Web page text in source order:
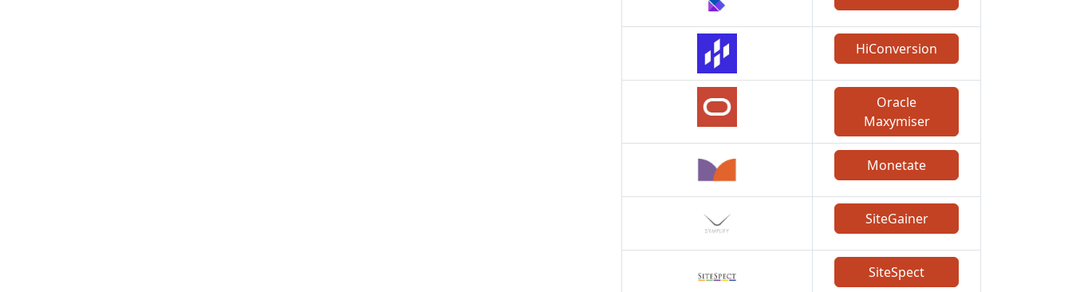
HiConversion
Oracle
Maxymiser
Monetate
SiteGainer
SiteSpect